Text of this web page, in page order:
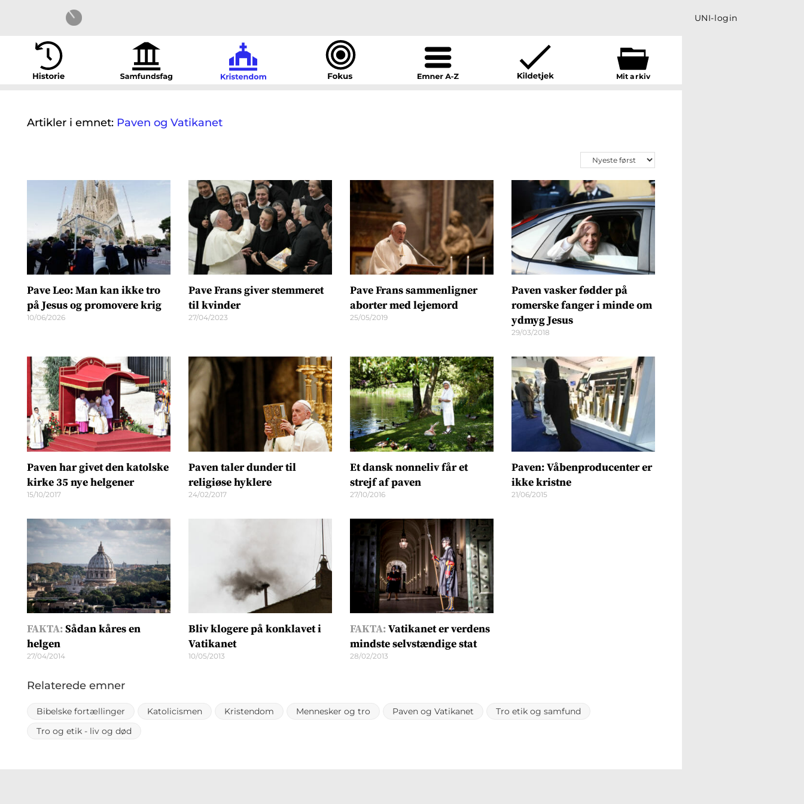
UNI-login
Mit arkiv
Artikler i emnet: Paven og Vatikanet
Pave Leo: Man kan ikke tro
på Jesus og promovere krig
10/06/2026
Pave Frans giver stemmeret
til kvinder
27/04/2023
Pave Frans sammenligner
aborter med lejemord
25/05/2019
Paven vasker fødder på
romerske fanger i minde om
ydmyg Jesus
29/03/2018
Paven har givet den katolske
kirke 35 nye helgener
15/10/2017
Paven taler dunder til
religiøse hyklere
24/02/2017
Et dansk nonneliv får et
strejf af paven
27/10/2016
Paven: Våbenproducenter er
ikke kristne
21/06/2015
FAKTA:Sådan kåres en
helgen
27/04/2014
Bliv klogere på konklavet i
Vatikanet
10/05/2013
FAKTA:Vatikanet er verdens
mindste selvstændige stat
28/02/2013
Relaterede emner
Bibelske fortællinger Katolicismen Kristendom Mennesker og tro Paven og Vatikanet
Tro etik og samfund
Tro og etik - liv og død